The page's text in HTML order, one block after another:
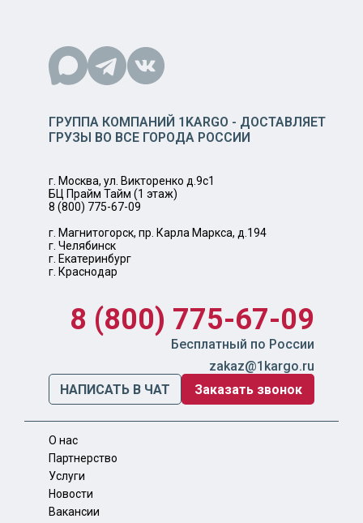
ГРУППА КОМПАНИЙ 1KARGO - ДОСТАВЛЯЕТ
ГРУЗЫ ВО ВСЕ ГОРОДА РОССИИ
г. Москва, ул. Викторенко д.9с1
БЦ Прайм Тайм (1 этаж)
8 (800) 775-67-09
г. Магнитогорск, пр. Карла Маркса, д.194
г. Челябинск
г. Екатеринбург
г. Краснодар
8 (800) 775-67-09
Бесплатный по России
zakaz@1kargo.ru
НАПИСАТЬ В ЧАТ
Заказать звонок
О нас
Партнерство
Услуги
Новости
Вакансии